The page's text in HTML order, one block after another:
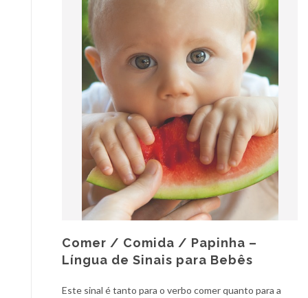
Comer / Comida / Papinha –
Língua de Sinais para Bebês
Este sinal é tanto para o verbo comer quanto para a